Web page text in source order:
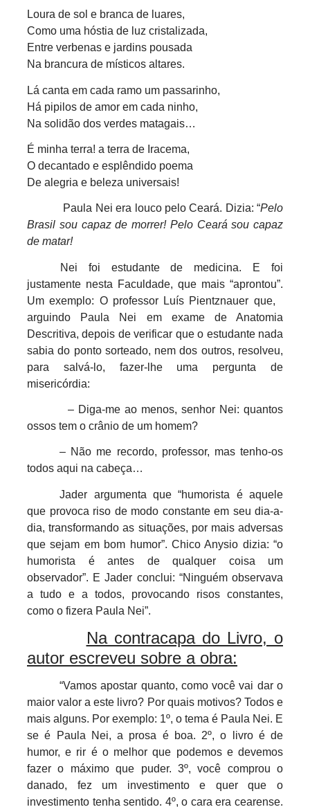
Loura de sol e branca de luares,
Como uma hóstia de luz cristalizada,
Entre verbenas e jardins pousada
Na brancura de místicos altares.
Lá canta em cada ramo um passarinho,
Há pipilos de amor em cada ninho,
Na solidão dos verdes matagais…
É minha terra! a terra de Iracema,
O decantado e esplêndido poema
De alegria e beleza universais!
Paula Nei era louco pelo Ceará. Dizia: “Pelo
Brasil sou capaz de morrer! Pelo Ceará sou capaz
de matar!
Nei foi estudante de medicina. E foi
justamente nesta Faculdade, que mais “aprontou”.
Um exemplo: O professor Luís Pientznauer que,
arguindo Paula Nei em exame de Anatomia
Descritiva, depois de verificar que o estudante nada
sabia do ponto sorteado, nem dos outros, resolveu,
para salvá-lo, fazer-lhe uma pergunta de
misericórdia:
– Diga-me ao menos, senhor Nei: quantos
ossos tem o crânio de um homem?
– Não me recordo, professor, mas tenho-os
todos aqui na cabeça…
Jader argumenta que “humorista é aquele
que provoca riso de modo constante em seu dia-a-
dia, transformando as situações, por mais adversas
que sejam em bom humor”. Chico Anysio dizia: “o
humorista é antes de qualquer coisa um
observador”. E Jader conclui: “Ninguém observava
a tudo e a todos, provocando risos constantes,
como o fizera Paula Nei”.
Na contracapa do Livro, o
autor escreveu sobre a obra:
“Vamos apostar quanto, como você vai dar o
maior valor a este livro? Por quais motivos? Todos e
mais alguns. Por exemplo: 1º, o tema é Paula Nei. E
se é Paula Nei, a prosa é boa. 2º, o livro é de
humor, e rir é o melhor que podemos e devemos
fazer o máximo que puder. 3º, você comprou o
danado, fez um investimento e quer que o
investimento tenha sentido. 4º, o cara era cearense.